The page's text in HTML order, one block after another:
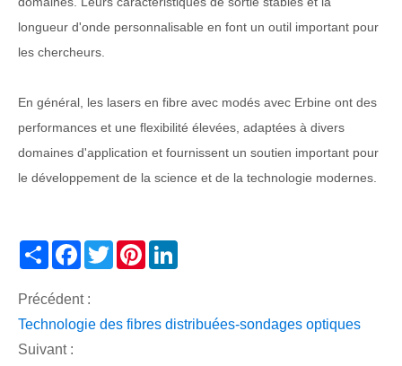
longueur d'onde personnalisable en font un outil important pour
les chercheurs.
En général, les lasers en fibre avec modés avec Erbine ont des
performances et une flexibilité élevées, adaptées à divers
domaines d'application et fournissent un soutien important pour
le développement de la science et de la technologie modernes.
Share Facebook
TwitterPinterest
Précédent :
Technologie des fibres distribuées-sondages optiques
Suivant :